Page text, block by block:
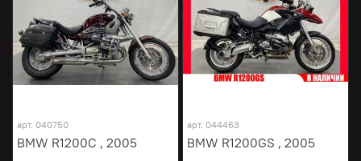
арт. 040750
BMW R1200C , 2005
арт. 044463
BMW R1200GS , 2005